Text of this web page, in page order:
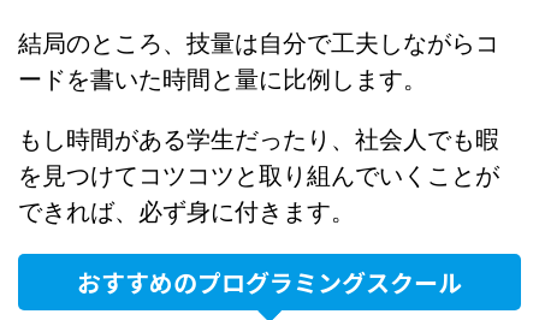
結局のところ、技量は自分で工夫しながらコ
ードを書いた時間と量に比例します。
もし時間がある学生だったり、社会人でも暇
を見つけてコツコツと取り組んでいくことが
できれば、必ず身に付きます。
おすすめのプログラミングスクール